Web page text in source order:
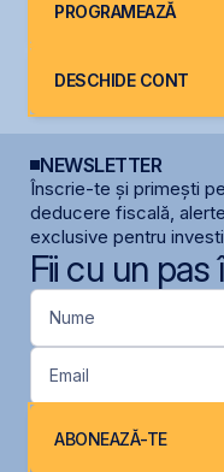
PROGRAMEAZĂ
DESCHIDE CONT
NEWSLETTER
Înscrie-te și primești
deducere fiscală,
exclusive pentru
Fii cu un pas
Nume
Email
ABONEAZĂ-TE